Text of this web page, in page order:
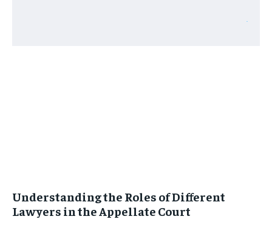
Understanding the Roles of Different
Lawyers in the Appellate Court